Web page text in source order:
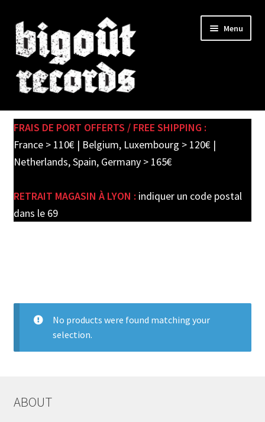
Skip
to
navigation
Skip
to
content
Menu
SHOP
child
PRE-ORDERS
FRAIS DE PORT OFFERTS / FREE SHIPPING :
France > 110€ | Belgium, Luxembourg > 120€ |
Netherlands, Spain, Germany > 165€
RETRAIT MAGASIN À LYON : indiquer un code postal
dans le 69
No products were found matching your
selection.
ABOUT